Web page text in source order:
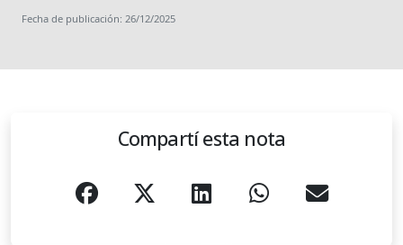
Fecha de publicación: 26/12/2025
Compartí esta nota